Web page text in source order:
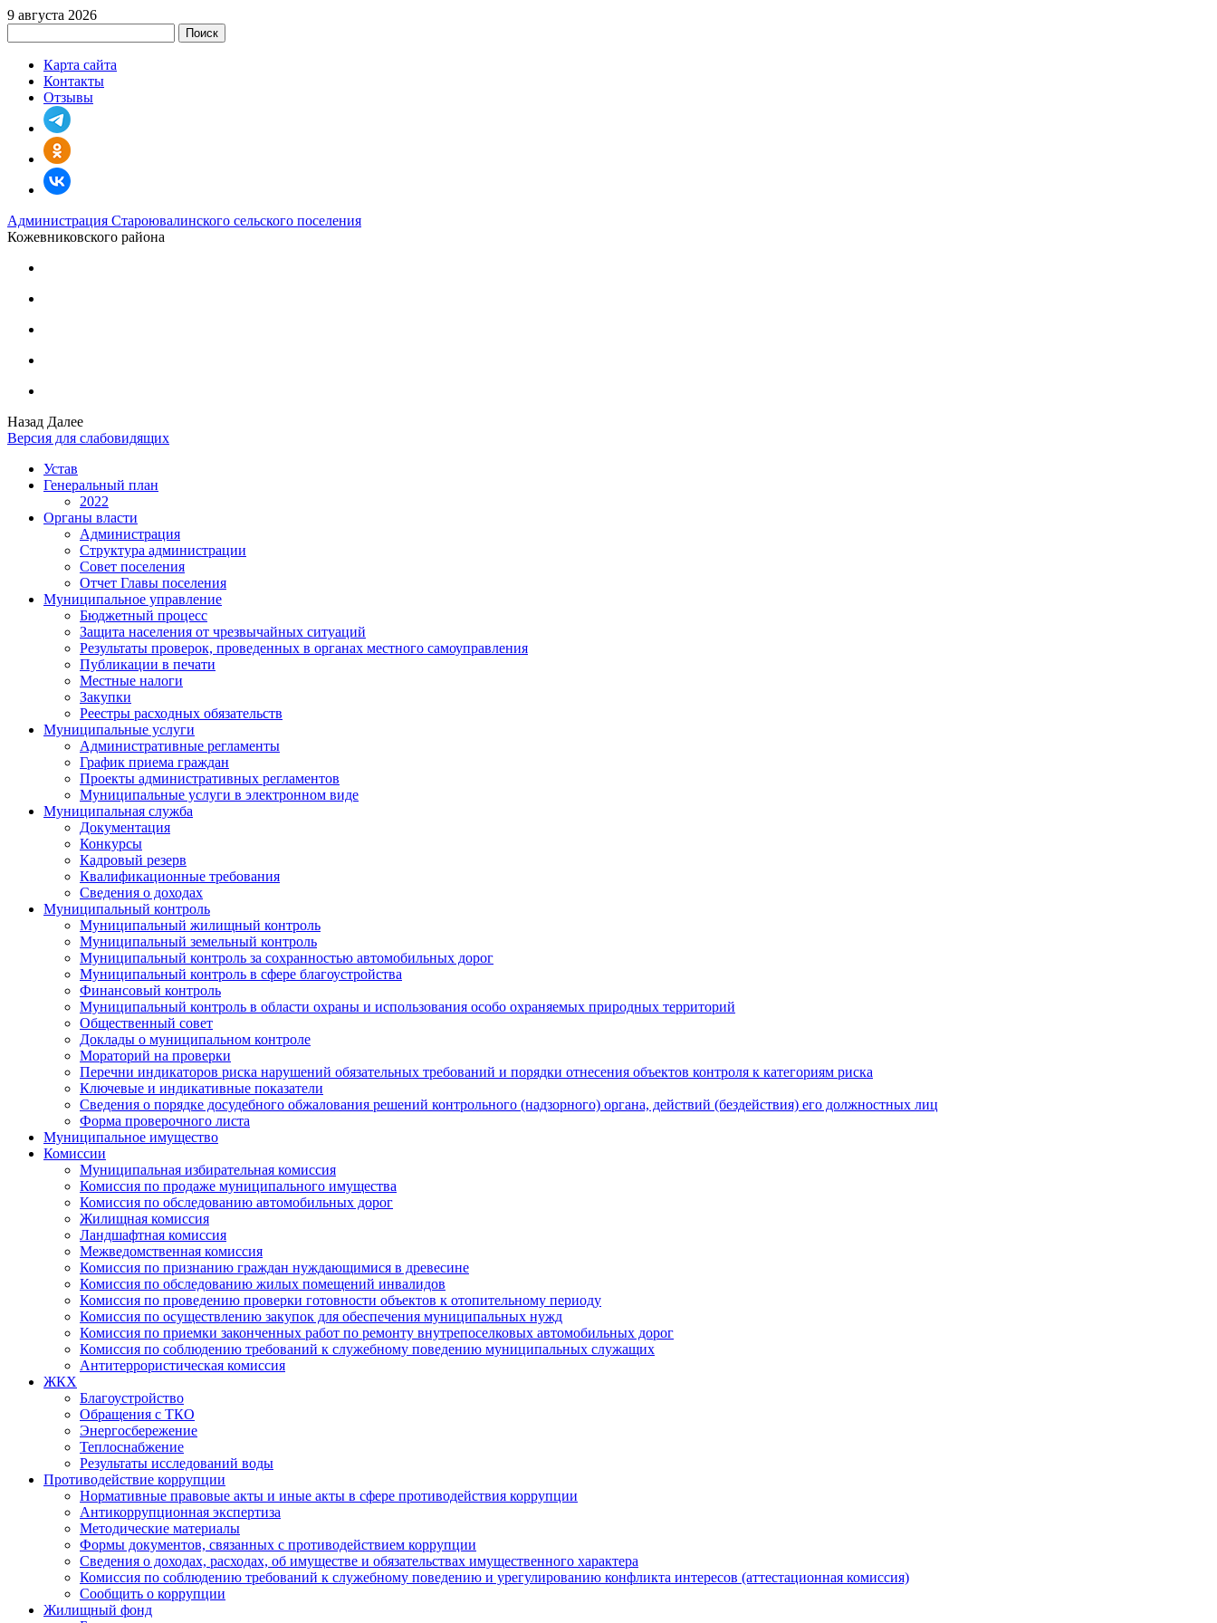
9 августа 2026
Поиск
Карта сайта
Контакты
Отзывы
Администрация Староювалинского сельского поселения
Кожевниковского района
Назад Далее
Версия для слабовидящих
Устав
Генеральный план
2022
Органы власти
Администрация
Структура администрации
Совет поселения
Отчет Главы поселения
Муниципальное управление
Бюджетный процесс
Защита населения от чрезвычайных ситуаций
Результаты проверок, проведенных в органах местного самоуправления
Публикации в печати
Местные налоги
Закупки
Реестры расходных обязательств
Муниципальные услуги
Административные регламенты
График приема граждан
Проекты административных регламентов
Муниципальные услуги в электронном виде
Муниципальная служба
Документация
Конкурсы
Кадровый резерв
Квалификационные требования
Сведения о доходах
Муниципальный контроль
Муниципальный жилищный контроль
Муниципальный земельный контроль
Муниципальный контроль за сохранностью автомобильных дорог
Муниципальный контроль в сфере благоустройства
Финансовый контроль
Муниципальный контроль в области охраны и использования особо охраняемых природных территорий
Общественный совет
Доклады о муниципальном контроле
Мораторий на проверки
Перечни индикаторов риска нарушений обязательных требований и порядки отнесения объектов контроля к категориям риска
Ключевые и индикативные показатели
Сведения о порядке досудебного обжалования решений контрольного (надзорного) органа, действий (бездействия) его должностных лиц
Форма проверочного листа
Муниципальное имущество
Комиссии
Муниципальная избирательная комиссия
Комиссия по продаже муниципального имущества
Комиссия по обследованию автомобильных дорог
Жилищная комиссия
Ландшафтная комиссия
Межведомственная комиссия
Комиссия по признанию граждан нуждающимися в древесине
Комиссия по обследованию жилых помещений инвалидов
Комиссия по проведению проверки готовности объектов к отопительному периоду
Комиссия по осуществлению закупок для обеспечения муниципальных нужд
Комиссия по приемки законченных работ по ремонту внутрепоселковых автомобильных дорог
Комиссия по соблюдению требований к служебному поведению муниципальных служащих
Антитеррористическая комиссия
ЖКХ
Благоустройство
Обращения с ТКО
Энергосбережение
Теплоснабжение
Результаты исследований воды
Противодействие коррупции
Нормативные правовые акты и иные акты в сфере противодействия коррупции
Антикоррупционная экспертиза
Методические материалы
Формы документов, связанных с противодействием коррупции
Сведения о доходах, расходах, об имуществе и обязательствах имущественного характера
Комиссия по соблюдению требований к служебному поведению и урегулированию конфликта интересов (аттестационная комиссия)
Сообщить о коррупции
Жилищный фонд